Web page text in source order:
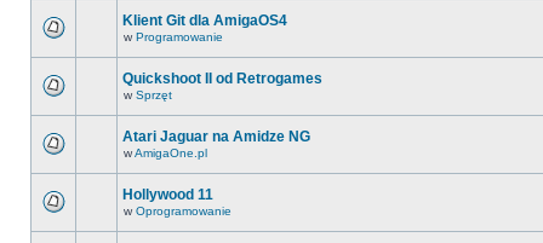
Klient Git dla AmigaOS4
w Programowanie
Quickshoot II od Retrogames
w Sprzęt
Atari Jaguar na Amidze NG
wAmigaOne.pl
Hollywood 11
w Oprogramowanie